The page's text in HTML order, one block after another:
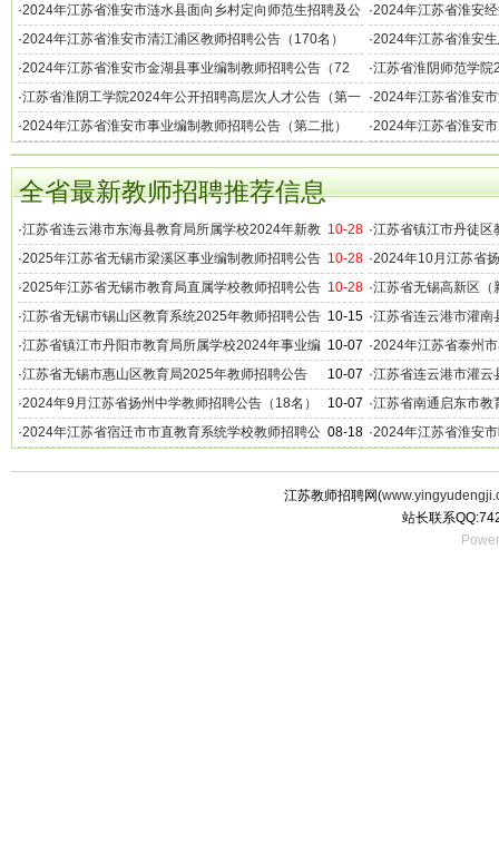
名）
·2024年江苏省淮安市涟水县面向乡村定向师范生招聘及公
开招聘教师公告
·2024年江苏省淮安
（33名）
·2024年江苏省淮安市清江浦区教师招聘公告（170名） ·2024年江苏省淮安
师公告（44名）
·2024年江苏省淮安市金湖县事业编制教师招聘公告（72
名）
·江苏省淮阴师范学
·江苏省淮阴工学院2024年公开招聘高层次人才公告（第一
批）
·2024年江苏省淮安
·2024年江苏省淮安市事业编制教师招聘公告（第二批） ·2024年江苏省淮安
告（南京）
全省最新教师招聘推荐信息
10-28
·江苏省连云港市东海县教育局所属学校2024年新教
师招聘公告（96名）
·江苏省镇江市丹徒
聘公告（16名）
10-28
·2025年江苏省无锡市梁溪区事业编制教师招聘公告
（180名）
·2024年10月江苏省
学教师招聘公告
10-28
·2025年江苏省无锡市教育局直属学校教师招聘公告
（200名）
·江苏省无锡高新区
招聘公告（31名）
10-15
·江苏省无锡市锡山区教育系统2025年教师招聘公告
（94名）
·江苏省连云港市灌
教师招聘公告（70名
10-07
·江苏省镇江市丹阳市教育局所属学校2024年事业编
制教师招聘公告（10名）
·2024年江苏省泰州
（第二批）
10-07
·江苏省无锡市惠山区教育局2025年教师招聘公告
（100名）
·江苏省连云港市灌
告
10-07
·2024年9月江苏省扬州中学教师招聘公告（18名） ·江苏省南通启东市
聘公告（14名）
08-18
·2024年江苏省宿迁市市直教育系统学校教师招聘公
·2024年江苏省淮安
江苏教师招聘网(
站长联系